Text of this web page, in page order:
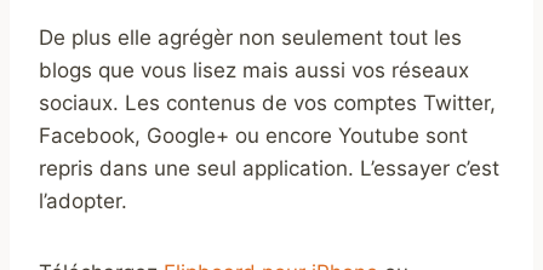
De plus elle agrégèr non seulement tout les
blogs que vous lisez mais aussi vos réseaux
sociaux. Les contenus de vos comptes Twitter,
Facebook, Google+ ou encore Youtube sont
repris dans une seul application. L’essayer c’est
l’adopter.